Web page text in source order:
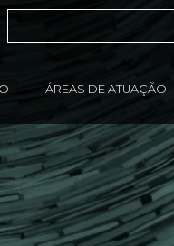
ÁREAS DE ATUAÇÃO